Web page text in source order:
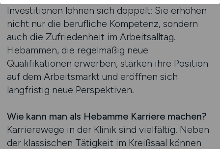
Investitionen lohnen sich doppelt: Sie erhöhen
nicht nur die berufliche Kompetenz, sondern
auch die Zufriedenheit im Arbeitsalltag.
Hebammen, die regelmäßig neue
Qualifikationen erwerben, stärken ihre Position
auf dem Arbeitsmarkt und eröffnen sich
langfristig neue Perspektiven.
Wie kann man als Hebamme Karriere machen?
Karrierewege in der Klinik sind vielfältig. Neben
der klassischen Tätigkeit im Kreißsaal können